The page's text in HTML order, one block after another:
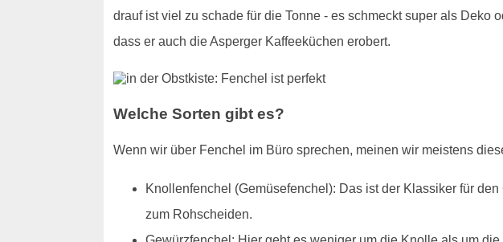
drauf ist viel zu schade für die Tonne - es schmeckt super als Deko
dass er auch die Asperger Kaffeeküchen erobert.
Welche Sorten gibt es?
Wenn wir über Fenchel im Büro sprechen, meinen wir meistens
Knollenfenchel (Gemüsefenchel): Das ist der Klassiker für
zum Rohscheiden.